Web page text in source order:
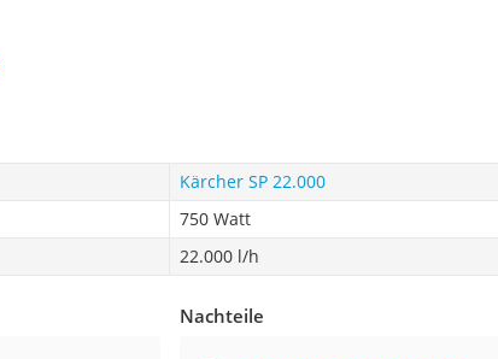
Kärcher SP 22.000
750 Watt
22.000 l/h
Nachteile